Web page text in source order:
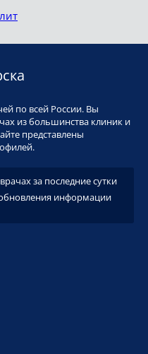
по всей России. Вы
из большинства клиник и
представлены
за последние сутки
информации